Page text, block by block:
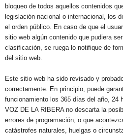
bloqueo de todos aquellos contenidos
legislación nacional o internacional, los
el orden público. En caso de que el
sitio web algún contenido que pudiera
clasificación, se ruega lo notifique de
del sitio web.
Este sitio web ha sido revisado y
correctamente. En principio, puede
funcionamiento los 365 días del año, 24
VOZ DE LA RIBERA no descarta la
errores de programación, o que
catástrofes naturales, huelgas o